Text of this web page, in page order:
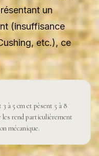
un
(insuffisance
etc.), ce
à 5 cm et pèsent 5 à 8
les rend particulièrement
mécanique.